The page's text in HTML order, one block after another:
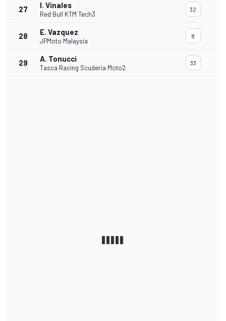
27 I. Vinales
Red Bull KTM Tech3
32
28 E. Vazquez
JPMoto Malaysia
8
29 A. Tonucci
Tasca Racing Scuderia Moto2
33